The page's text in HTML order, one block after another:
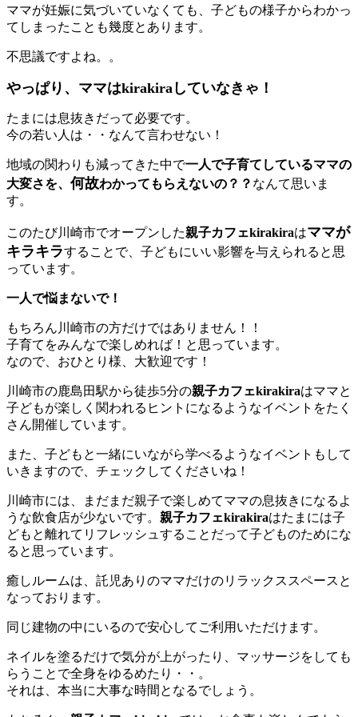
ママが妊娠に気づいていなくても、子どもの様子からわかっ
てしまったことも幾度とあります。
不思議ですよね。。
やっぱり、ママはkirakiraしていなきゃ！
たまには息抜きだって必要です。
今の若い人は・・なんて言わせない！
地域の関わりも減ってきた中で一人で子育てしているママの
大変さを、 何故わかってもらえないの？？ なんて思いま
す。
このたび川崎市でオープンした親子カフェkirakiraはママが
キラキラすることで、子どもにいい影響を与えられると思
っています。
一人で悩まないで！
もちろん川崎市の方だけではありません！！
子育てをみんなで楽しめれば！と思っています。
なので、おひとり様、大歓迎です！
川崎市の鹿島田駅から徒歩5分の親子カフェkirakiraはママと
子どもが楽しく関われるヒントになるようなイベントをたく
さん開催しています。
また、子どもと一緒にいながら学べるようなイベントもして
いきますので、チェックしてくださいね！
川崎市には、まだまだ親子で楽しめてママの息抜きになるよ
うな飲食店が少ないです。 親子カフェkirakiraはたまには子
どもと離れてリフレッシュすることだって子どものためにな
ると思っています。
癒しルームは、託児ありのママだけのリラックススペースと
なっております。
同じ建物の中にいるので安心してご利用いただけます。
ネイルを塗るだけで気分が上がったり、マッサージをしても
らうことで全身をゆるめたり・・。
それは、本当に大事な時間となるでしょう。